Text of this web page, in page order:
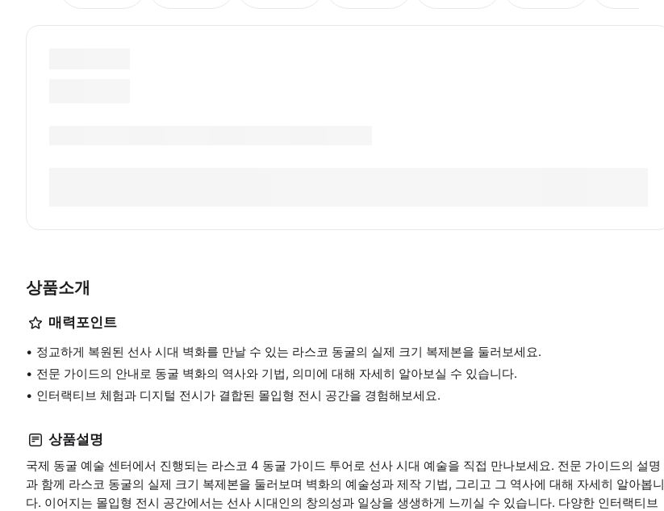
상품소개
매력포인트
정교하게 복원된 선사 시대 벽화를 만날 수 있는 라스코 동굴의 실제 크기 복제본을 둘러보세요.
전문 가이드의 안내로 동굴 벽화의 역사와 기법, 의미에 대해 자세히 알아보실 수 있습니다.
인터랙티브 체험과 디지털 전시가 결합된 몰입형 전시 공간을 경험해보세요.
상품설명
국제 동굴 예술 센터에서 진행되는 라스코 4 동굴 가이드 투어로 선사 시대 예술을 직접 만나보세요. 전문 가이드의 설명
과 함께 라스코 동굴의 실제 크기 복제본을 둘러보며 벽화의 예술성과 제작 기법, 그리고 그 역사에 대해 자세히 알아봅니
다. 이어지는 몰입형 전시 공간에서는 선사 시대인의 창의성과 일상을 생생하게 느끼실 수 있습니다. 다양한 인터랙티브